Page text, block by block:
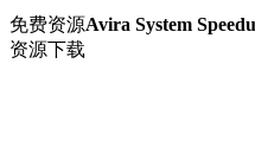
免费资源Avira System
资源下载